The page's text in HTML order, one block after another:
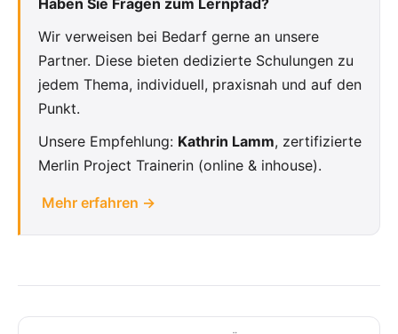
Wir verweisen bei Bedarf gerne an unsere
Partner. Diese bieten dedizierte Schulungen zu
jedem Thema, individuell, praxisnah und auf den
Punkt.
Unsere Empfehlung: Kathrin Lamm, zertifizierte
Merlin Project Trainerin (online & inhouse).
Mehr erfahren →